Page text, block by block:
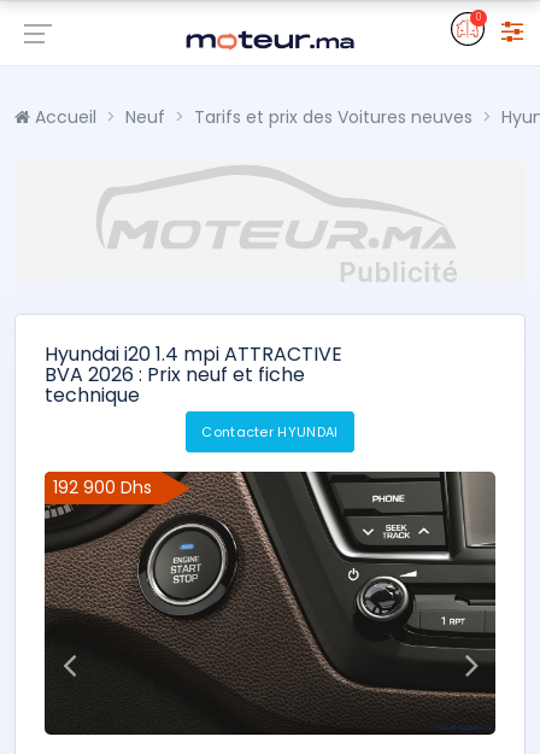
0
Accueil Neuf Tarifs et prix des Voitures neuves
Hyundai i20 1.4 mpi ATTRACTIVE
BVA 2026 : Prix neuf et fiche
technique
Contacter HYUNDAI
192 900 Dhs